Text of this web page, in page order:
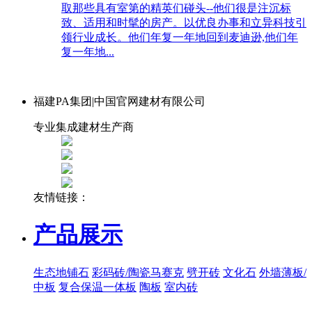
取那些具有室第的精英们碰头--他们很是注沉标
致、适用和时髦的房产。以优良办事和立异科技引
领行业成长。他们年复一年地回到麦迪逊,他们年
复一年地...
福建PA集团|中国官网建材有限公司
专业集成建材生产商
友情链接：
产品展示
生态地铺石 彩码砖/陶瓷马赛克 劈开砖 文化石 外墙薄板/
中板 复合保温一体板 陶板 室内砖